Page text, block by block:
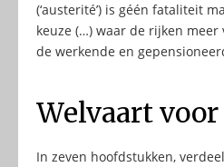
(‘austerité’) is géén fataliteit
keuze (…) waar de rijken
de werkende en
Welvaart
In zeven hoofdstukken,